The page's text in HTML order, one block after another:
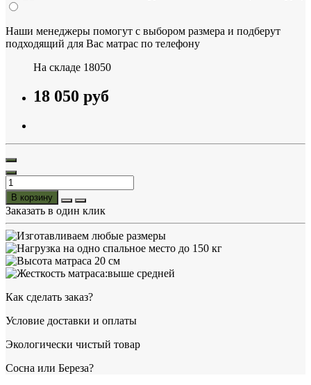
Наши менеджеры помогут с выбором размера и подберут
подходящий для Вас матрас по телефону
На складе 18050
18 050 руб
В корзину
Заказать в один клик
Как сделать заказ?
Условие доставки и оплаты
Экологически чистый товар
Сосна или Береза?